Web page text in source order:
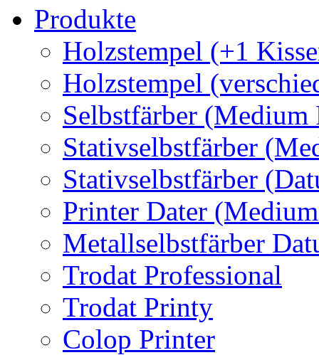
Produkte
Holzstempel (+1
Holzstempel
Selbstfärber (Medium
Stativselbstfärber
Stativselbstfärber
Printer Dater
Metallselbstfärber
Trodat Professional
Trodat Printy
Colop Printer